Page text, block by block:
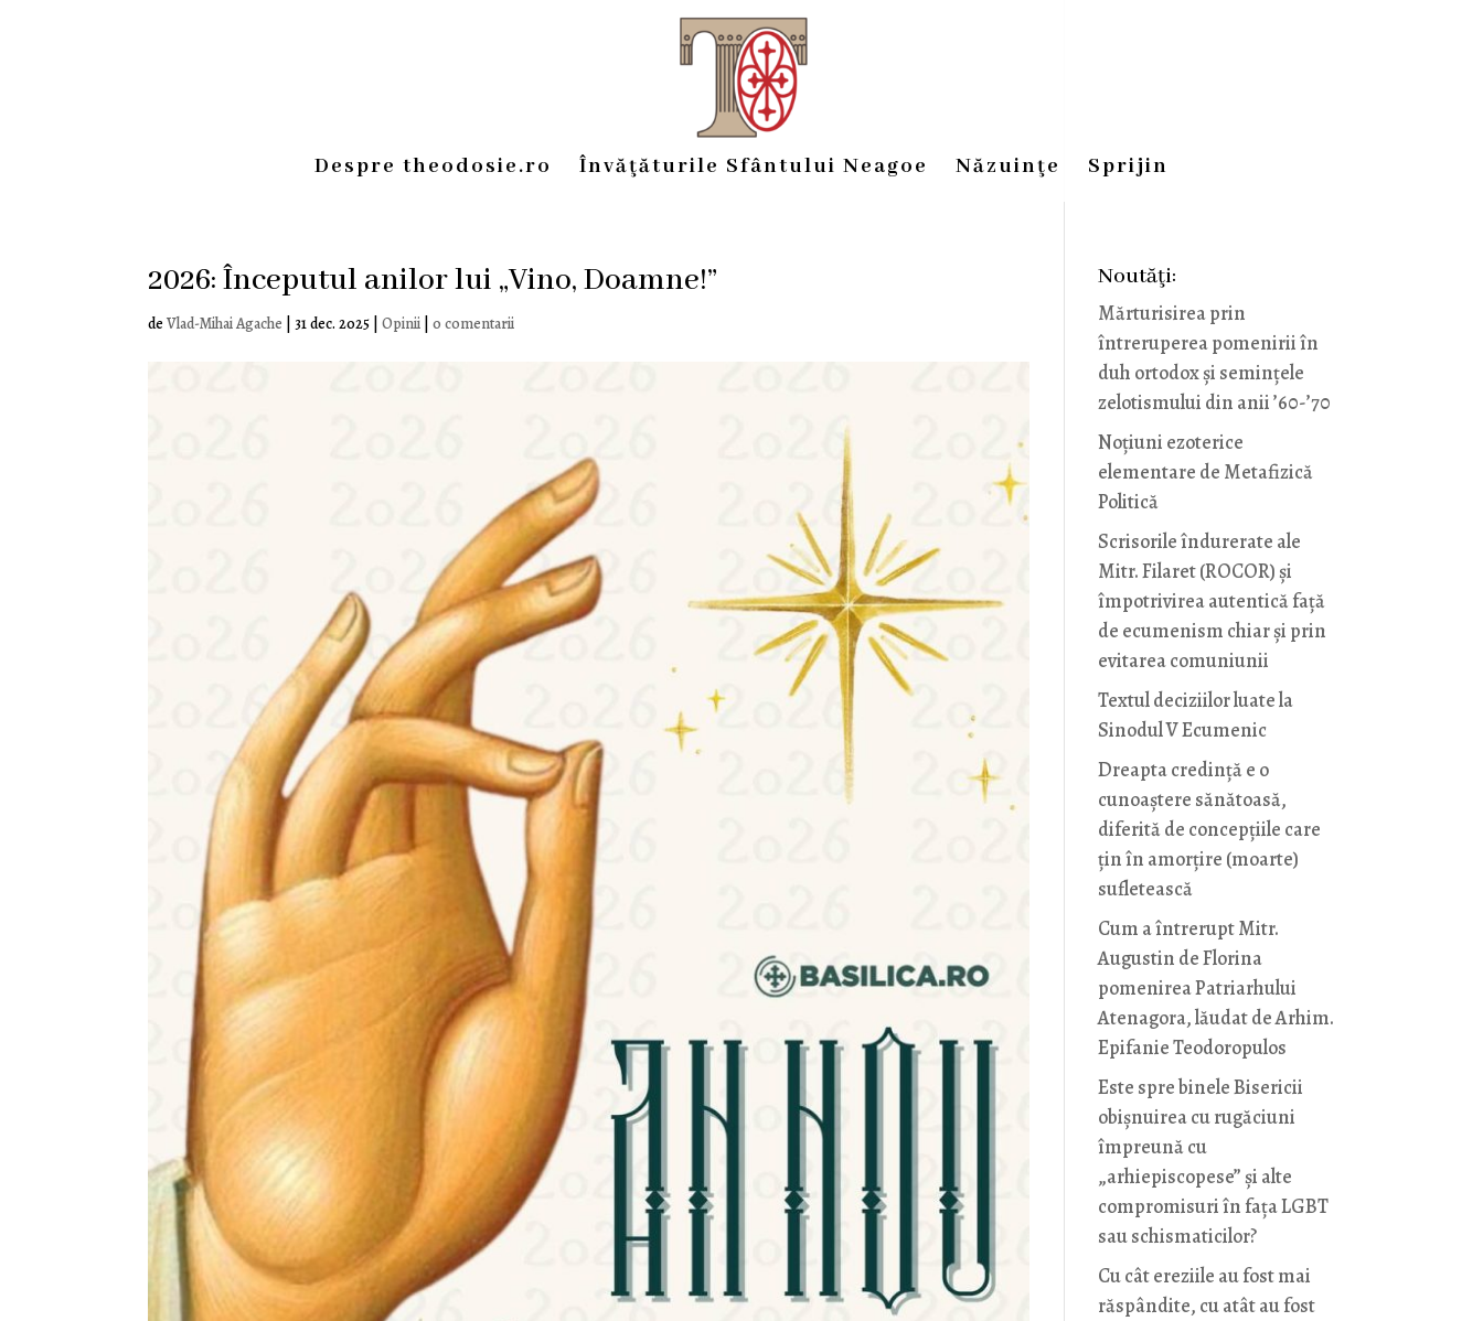
Despre theodosie.ro Învăţăturile Sfântului Neagoe Năzuinţe Sprijin
2026: Începutul anilor lui „Vino, Doamne!”
deVlad-Mihai Agache |31 dec. 2025 |Opinii |0 comentarii
Noutăţi:
Mărturisirea prin
întreruperea pomenirii în
duh ortodox și semințele
zelotismului din anii ’60-’70
Noţiuni ezoterice
elementare de Metafizică
Politică
Scrisorile îndurerate ale
Mitr. Filaret (ROCOR) și
împotrivirea autentică față
de ecumenism chiar și prin
evitarea comuniunii
Textul deciziilor luate la
Sinodul V Ecumenic
Dreapta credință e o
cunoaștere sănătoasă,
diferită de concepțiile care
țin în amorțire (moarte)
sufletească
Cum a întrerupt Mitr.
Augustin de Florina
pomenirea Patriarhului
Atenagora, lăudat de Arhim.
Epifanie Teodoropulos
Este spre binele Bisericii
obișnuirea cu rugăciuni
împreună cu
„arhiepiscopese” și alte
compromisuri în fața LGBT
sau schismaticilor?
Cu cât ereziile au fost mai
răspândite, cu atât au fost